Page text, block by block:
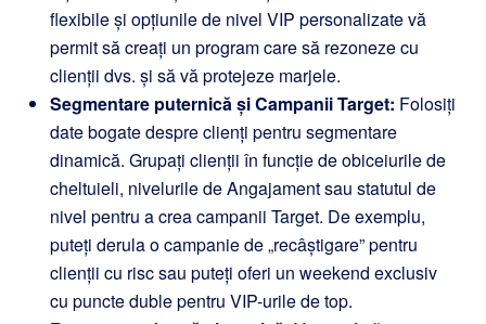
flexibile și opțiunile de nivel VIP personalizate vă
permit să creați un program care să rezoneze cu
clienții dvs. și să vă protejeze marjele.
Segmentare puternică și Campanii Target: Folosiți
date bogate despre clienți pentru segmentare
dinamică. Grupați clienții în funcție de obiceiurile de
cheltuieli, nivelurile de Angajament sau statutul de
nivel pentru a crea campanii Target. De exemplu,
puteți derula o campanie de „recâștigare” pentru
clienții cu risc sau puteți oferi un weekend exclusiv
cu puncte duble pentru VIP-urile de top.